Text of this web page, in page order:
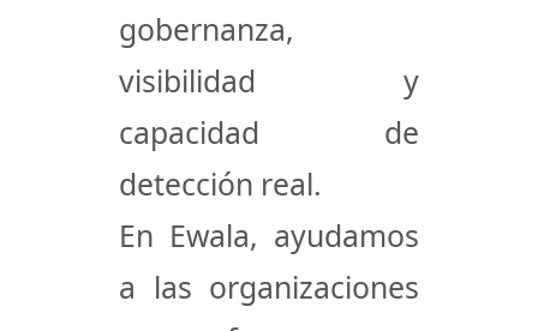
gobernanza,
visibilidad y
capacidad de
detección real.
En Ewala, ayudamos
a las organizaciones